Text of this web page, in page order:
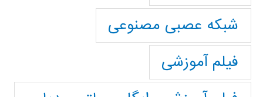
شبکه عصبی مصنوعی
فیلم آموزشی